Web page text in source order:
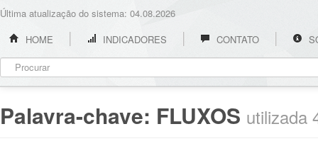
Última atualização do sistema: 04.08.2026
HOME
INDICADORES CONTATO
Palavra-chave: FLUXOS utilizada